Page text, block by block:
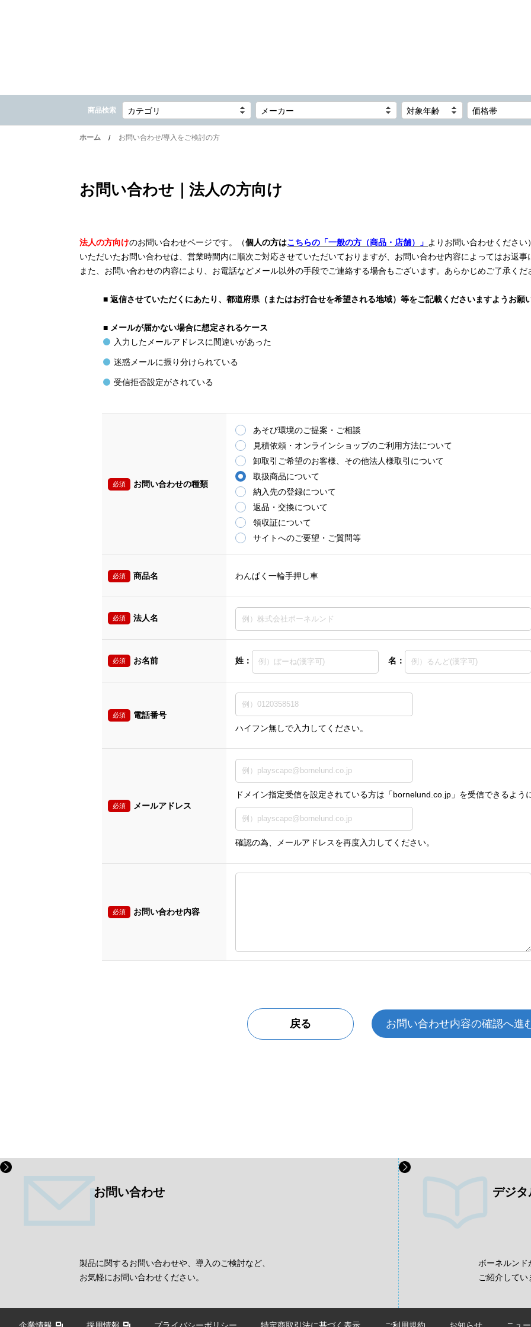
商品検索 カテゴリ メーカー 対象年齢 価格帯
ホーム お問い合わせ/導入をご検討の方
お問い合わせ｜法人の方向け
法人の方向けのお問い合わせページです。（個人の方はこちらの「一般の方（商品・店舗）」 よりお問い合わせください）
いただいたお問い合わせは、営業時間内に順次ご対応させていただいておりますが、お問い合わせ内容によってはお返事
また、お問い合わせの内容により、お電話などメール以外の手段でご連絡する場合もございます。あらかじめご了承くだ
■返信させていただくにあたり、都道府県（またはお打合せを希望される地域）等をご記載くださいますようお願
■ メールが届かない場合に想定されるケース
入力したメールアドレスに間違いがあった
迷惑メールに振り分けられている
受信拒否設定がされている
必須 お問い合わせの種類
あそび環境のご提案・ご相談
見積依頼・オンラインショップのご利用方法について
卸取引ご希望のお客様、その他法人様取引について
取扱商品について
納入先の登録について
返品・交換について
領収証について
サイトへのご要望・ご質問等
必須 商品名 わんぱく一輪手押し車
必須 法人名
必須 お名前 姓： 名：
必須
電話番号
ハイフン無しで入力してください。
必須 メールアドレス
ドメイン指定受信を設定されている方は「bornelund.co.jp」を受信できるよう
確認の為、メールアドレスを再度入力してください。
必須 お問い合わせ内容
戻る
お問い合わせ
製品に関するお問い合わせや、導入のご検討など、
お気軽にお問い合わせください。
デジ
ボーネルンド
ご紹介してい